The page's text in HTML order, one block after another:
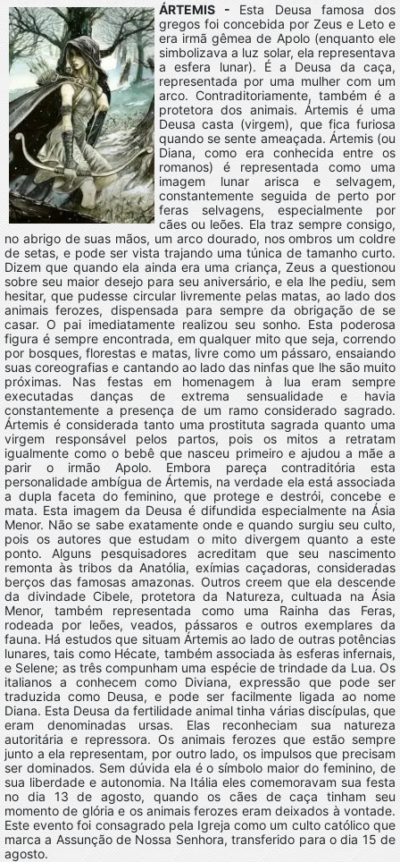
ÁRTEMIS - Esta Deusa famosa dos
gregos foi concebida por Zeus e Leto e
era irmã gêmea de Apolo (enquanto ele
simbolizava a luz solar, ela representava
a esfera lunar). É a Deusa da caça,
representada por uma mulher com um
arco. Contraditoriamente, também é a
protetora dos animais. Ártemis é uma
Deusa casta (virgem), que fica furiosa
quando se sente ameaçada. Ártemis (ou
Diana, como era conhecida entre os
romanos) é representada como uma
imagem lunar arisca e selvagem,
constantemente seguida de perto por
feras selvagens, especialmente por
cães ou leões. Ela traz sempre consigo,
no abrigo de suas mãos, um arco dourado, nos ombros um coldre
de setas, e pode ser vista trajando uma túnica de tamanho curto.
Dizem que quando ela ainda era uma criança, Zeus a questionou
sobre seu maior desejo para seu aniversário, e ela lhe pediu, sem
hesitar, que pudesse circular livremente pelas matas, ao lado dos
animais ferozes, dispensada para sempre da obrigação de se
casar. O pai imediatamente realizou seu sonho. Esta poderosa
figura é sempre encontrada, em qualquer mito que seja, correndo
por bosques, florestas e matas, livre como um pássaro, ensaiando
suas coreografias e cantando ao lado das ninfas que lhe são muito
próximas. Nas festas em homenagem à lua eram sempre
executadas danças de extrema sensualidade e havia
constantemente a presença de um ramo considerado sagrado.
Ártemis é considerada tanto uma prostituta sagrada quanto uma
virgem responsável pelos partos, pois os mitos a retratam
igualmente como o bebê que nasceu primeiro e ajudou a mãe a
parir o irmão Apolo. Embora pareça contraditória esta
personalidade ambígua de Ártemis, na verdade ela está associada
a dupla faceta do feminino, que protege e destrói, concebe e
mata. Esta imagem da Deusa é difundida especialmente na Ásia
Menor. Não se sabe exatamente onde e quando surgiu seu culto,
pois os autores que estudam o mito divergem quanto a este
ponto. Alguns pesquisadores acreditam que seu nascimento
remonta às tribos da Anatólia, exímias caçadoras, consideradas
berços das famosas amazonas. Outros creem que ela descende
da divindade Cibele, protetora da Natureza, cultuada na Ásia
Menor, também representada como uma Rainha das Feras,
rodeada por leões, veados, pássaros e outros exemplares da
fauna. Há estudos que situam Ártemis ao lado de outras potências
lunares, tais como Hécate, também associada às esferas infernais,
e Selene; as três compunham uma espécie de trindade da Lua. Os
italianos a conhecem como Diviana, expressão que pode ser
traduzida como Deusa, e pode ser facilmente ligada ao nome
Diana. Esta Deusa da fertilidade animal tinha várias discípulas, que
eram denominadas ursas. Elas reconheciam sua natureza
autoritária e repressora. Os animais ferozes que estão sempre
junto a ela representam, por outro lado, os impulsos que precisam
ser dominados. Sem dúvida ela é o símbolo maior do feminino, de
sua liberdade e autonomia. Na Itália eles comemoravam sua festa
no dia 13 de agosto, quando os cães de caça tinham seu
momento de glória e os animais ferozes eram deixados à vontade.
Este evento foi consagrado pela Igreja como um culto católico que
marca a Assunção de Nossa Senhora, transferido para o dia 15 de
agosto.